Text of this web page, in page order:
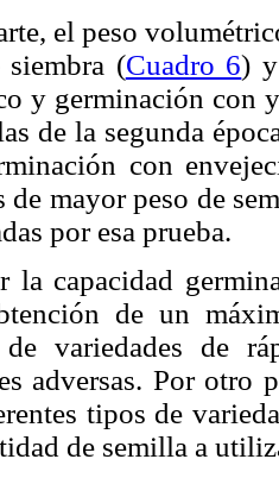
el peso
siembra (Cuadro 6)
y germinación con
de la segunda
con
de mayor peso de
por esa prueba.
la capacidad
de un
de variedades de
adversas. Por otro
tipos de
de semilla a